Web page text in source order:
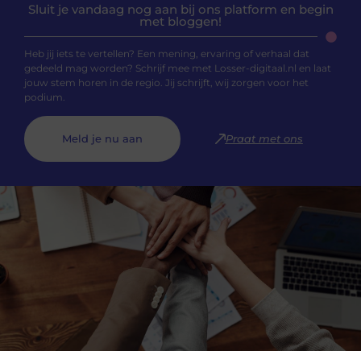
Sluit je vandaag nog aan bij ons platform en begin
met bloggen!
Heb jij iets te vertellen? Een mening, ervaring of verhaal dat
gedeeld mag worden? Schrijf mee met Losser-digitaal.nl en laat
jouw stem horen in de regio. Jij schrijft, wij zorgen voor het
podium.
Meld je nu aan Praat met ons